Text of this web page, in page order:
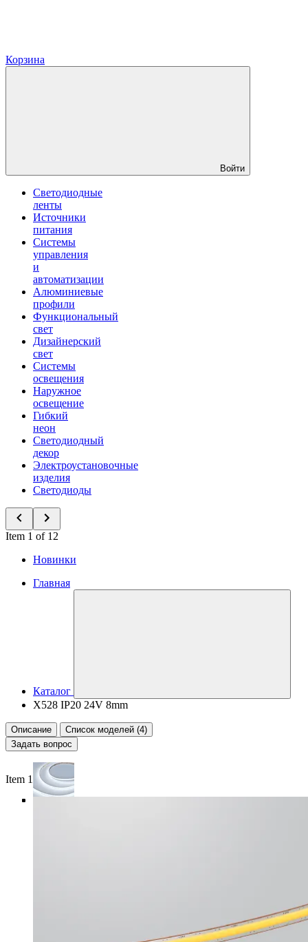
Корзина
Войти
Светодиодные
ленты
Источники
питания
Системы
управления
и
автоматизации
Алюминиевые
профили
Функциональный
свет
Дизайнерский
свет
Системы
освещения
Наружное
освещение
Гибкий
неон
Светодиодный
декор
Электроустановочные
изделия
Светодиоды
Item 1 of 12
Новинки
Главная
Каталог
X528 IP20 24V 8mm
Описание
Список моделей (4)
Задать вопрос
Item 1 of 5